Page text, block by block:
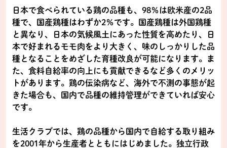
日本で食べられている鶏の品種も、98％は欧米産の2品
種で、国産鶏種はわずか2％です。国産鶏種は外国鶏種
と異なり、日本の気候風土にあった性質を高めたり、日
本で好まれるモモ肉をより大きく、味のしっかりした品
種となることをめざした育種改良が可能になります。ま
た、食料自給率の向上にも貢献できるなど多くのメリッ
トがあります。鶏の伝染病など、海外で不測の事態が起
きた場合も、国内で品種の維持管理ができていれば安心
です。
生活クラブでは、鶏の品種から国内で自給する取り組み
を2001年から生産者とともにはじめました。独立行政